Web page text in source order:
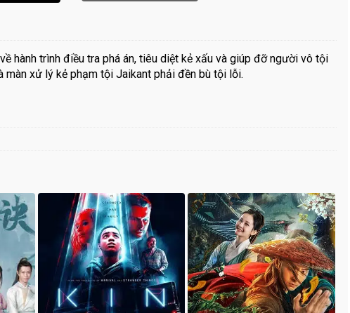
hành trình điều tra phá án, tiêu diệt kẻ xấu và giúp đỡ người vô tội
màn xử lý kẻ phạm tội Jaikant phải đền bù tội lỗi.